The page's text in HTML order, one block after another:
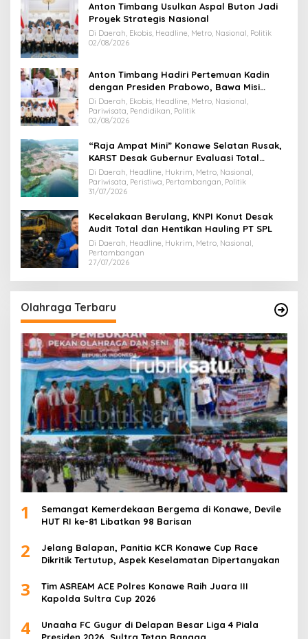
Anton Timbang Usulkan Aspal Buton Jadi
Proyek Strategis Nasional
Di Daerah, Ekobis, Headline, Metro, Nasional, Politik
02/08/2026
Anton Timbang Hadiri Pertemuan Kadin
dengan Presiden Prabowo, Bawa Misi
Majukan Ekonomi Sultra
Di Daerah, Ekobis, Headline, Metro, Nasional,
Pariwisata, Pendidikan, Politik
02/08/2026
“Raja Ampat Mini” Konawe Selatan Rusak,
KARST Desak Gubernur Evaluasi Total
Dispar Sultra
Di Daerah, Headline, Hukrim, Metro, Nasional,
Pariwisata, Peristiwa, Pertambangan, Politik
31/07/2026
Kecelakaan Berulang, KNPI Konut Desak
Audit Total dan Hentikan Hauling PT SPL
Di Daerah, Headline, Hukrim, Metro, Nasional,
Pertambangan
27/07/2026
Olahraga Terbaru
1
Semangat Kemerdekaan Bergema di Konawe, Devile
HUT RI ke-81 Libatkan 98 Barisan
2
Jelang Balapan, Panitia KCR Konawe Cup Race
Dikritik Tertutup, Aspek Keselamatan Dipertanyakan
3
Tim ASREAM ACE Polres Konawe Raih Juara III
Kapolda Sultra Cup 2026
4
Unaaha FC Gugur di Delapan Besar Liga 4 Piala
Presiden 2026, Sultra Tetap Bangga